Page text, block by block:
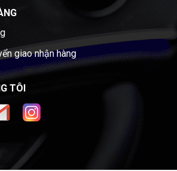
giao nhận hàng
TÔI